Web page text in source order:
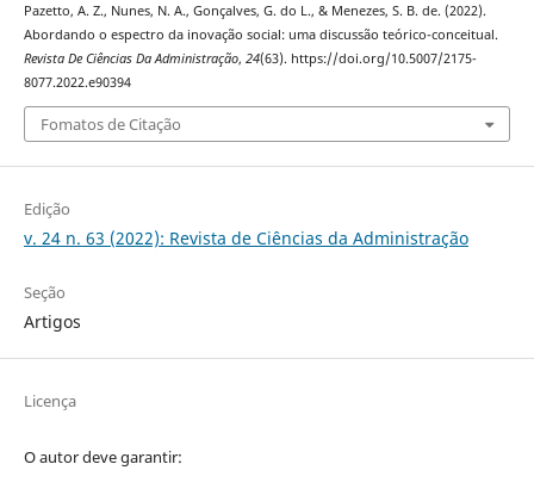
Pazetto, A. Z., Nunes, N. A., Gonçalves, G. do L., & Menezes, S. B. de. (2022).
Abordando o espectro da inovação social: uma discussão teórico-conceitual.
Revista De Ciências Da Administração, 24(63). https://doi.org/10.5007/2175-
8077.2022.e90394
Fomatos de Citação
Edição
v. 24 n. 63 (2022): Revista de Ciências da Administração
Seção
Artigos
Licença
O autor deve garantir: